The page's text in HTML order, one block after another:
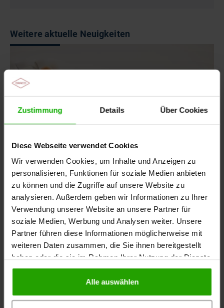
Zustimmung Details Über Cookies
Diese Webseite verwendet Cookies
Wir verwenden Cookies, um Inhalte und Anzeigen zu
personalisieren, Funktionen für soziale Medien anbieten
zu können und die Zugriffe auf unsere Website zu
analysieren. Außerdem geben wir Informationen zu Ihrer
Verwendung unserer Website an unsere Partner für
soziale Medien, Werbung und Analysen weiter. Unsere
Partner führen diese Informationen möglicherweise mit
weiteren Daten zusammen, die Sie ihnen bereitgestellt
haben oder die sie im Rahmen Ihrer Nutzung der Dienste
gesammelt haben.
Alle auswählen
Weitere aktuelle Neuigkeiten
05.08.2026 Arztpraxis, Apotheke
Aktueller Hinweis: Arzneimittelfälschungen im
Urlaub
Die Weltgesundheitsorganisation (WHO) schätzt,
dass in manchen Ländern mehr als jedes zehnte
Medikament gefälscht ist oder nicht den